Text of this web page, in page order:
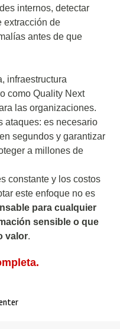
internos, detectar
extracción de
antes de que
infraestructura
como Quality Next
las organizaciones.
ataques: es necesario
segundos y garantizar
a millones de
constante y los costos
este enfoque no es
para cualquier
sensible o que
valor.